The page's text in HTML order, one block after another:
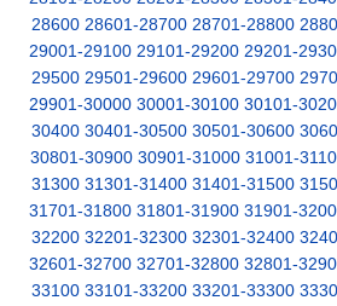
28600 28601-28700 28701-28800
29001-29100 29101-29200 29201-
29500 29501-29600 29601-29700
29901-30000 30001-30100 30101-
30400 30401-30500 30501-30600
30801-30900 30901-31000 31001-
31300 31301-31400 31401-31500
31701-31800 31801-31900 31901-
32200 32201-32300 32301-32400
32601-32700 32701-32800 32801-
33100 33101-33200 33201-33300